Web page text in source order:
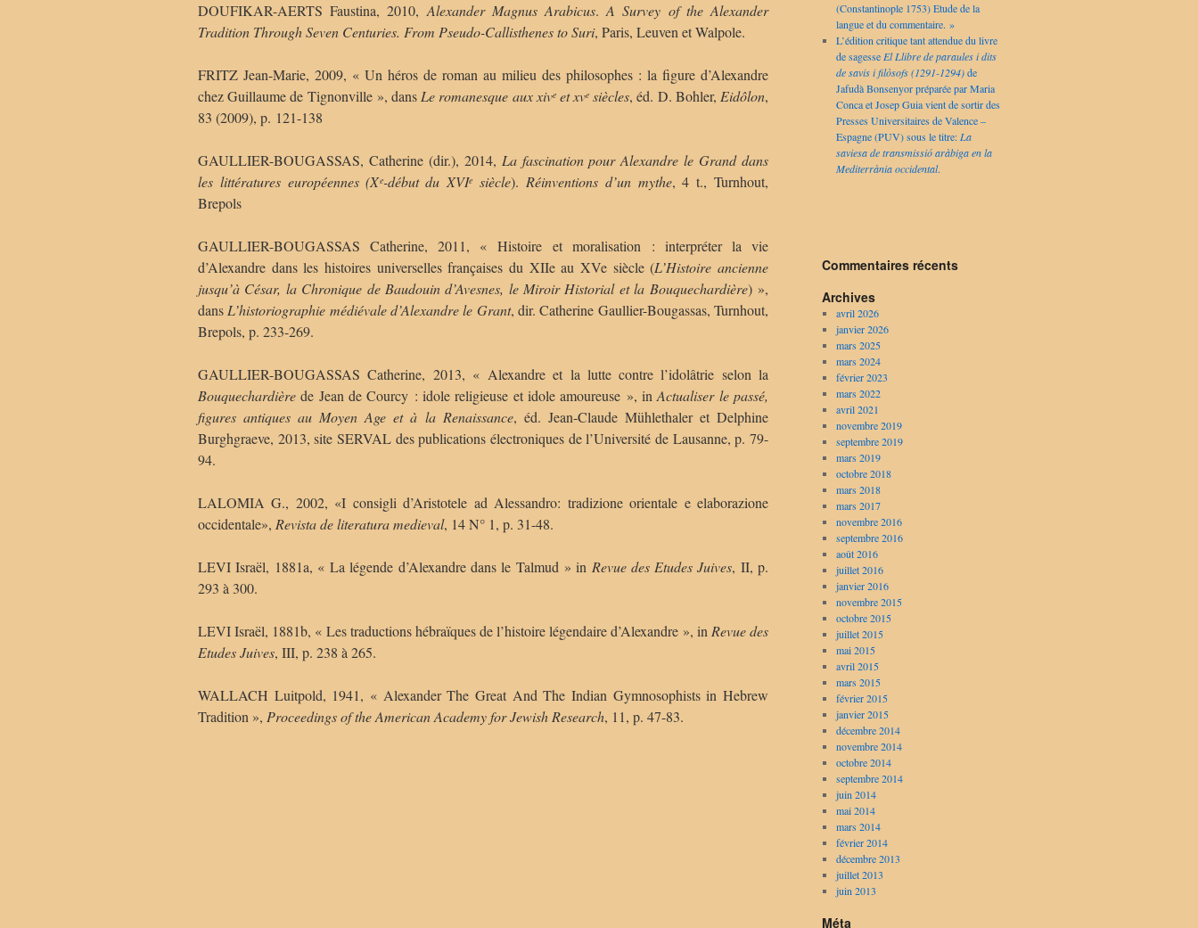
DOUFIKAR-AERTS Faustina, 2010, Alexander Magnus Arabicus. A Survey of the Alexander
Tradition Through Seven Centuries. From Pseudo-Callisthenes to Suri, Paris, Leuven et Walpole.
FRITZ Jean-Marie, 2009, « Un héros de roman au milieu des philosophes : la figure d’Alexandre
chez Guillaume de Tignonville », dans Le romanesque aux xiveet xve siècles, éd. D. Bohler, Eidôlon,
83 (2009), p. 121-138
GAULLIER-BOUGASSAS, Catherine (dir.), 2014, La fascination pour Alexandre le Grand dans
les littératures européennes (Xe-début du XVIe siècle). Réinventions d’un mythe, 4 t., Turnhout,
Brepols
GAULLIER-BOUGASSAS Catherine, 2011, « Histoire et moralisation : interpréter la vie
d’Alexandre dans les histoires universelles françaises du XIIe au XVe siècle (L’Histoire ancienne
jusqu’à César, la Chronique de Baudouin d’Avesnes, le Miroir Historial et la Bouquechardière) »,
dans L’historiographie médiévale d’Alexandre le Grant, dir. Catherine Gaullier-Bougassas, Turnhout,
Brepols, p. 233-269.
GAULLIER-BOUGASSAS Catherine, 2013, « Alexandre et la lutte contre l’idolâtrie selon la
Bouquechardière de Jean de Courcy : idole religieuse et idole amoureuse », inActualiser le passé,
figures antiques au Moyen Age et à la Renaissance, éd. Jean-Claude Mühlethaler et Delphine
Burghgraeve, 2013, site SERVAL des publications électroniques de l’Université de Lausanne, p. 79-
94.
LALOMIA G., 2002, «I consigli d’Aristotele ad Alessandro: tradizione orientale e elaborazione
occidentale», Revista de literatura medieval, 14 N° 1, p. 31-48.
LEVI Israël, 1881a, « La légende d’Alexandre dans le Talmud » in Revue des Etudes Juives, II, p.
293 à 300.
LEVI Israël, 1881b, « Les traductions hébraïques de l’histoire légendaire d’Alexandre », in Revue des
Etudes Juives, III, p. 238 à 265.
WALLACH Luitpold, 1941, « Alexander The Great And The Indian Gymnosophists in Hebrew
Tradition », Proceedings of the AmericanAcademy for Jewish Research, 11, p. 47-83.
(Constantinople 1753) Etude de la
langue et du commentaire. »
L’édition critique tant attendue du livre
de sagesse El Llibre de paraules i dits
de savis i filòsofs (1291-1294)de
Jafudà Bonsenyor préparée par Maria
Conca et Josep Guia vient de sortir des
Presses Universitaires de Valence –
Espagne (PUV) sous le titre: La
saviesa de transmissió aràbiga en la
Mediterrània occidental.
Commentaires récents
Archives
avril 2026
janvier 2026
mars 2025
mars 2024
février 2023
mars 2022
avril 2021
novembre 2019
septembre 2019
mars 2019
octobre 2018
mars 2018
mars 2017
novembre 2016
septembre 2016
août 2016
juillet 2016
janvier 2016
novembre 2015
octobre 2015
juillet 2015
mai 2015
avril 2015
mars 2015
février 2015
janvier 2015
décembre 2014
novembre 2014
octobre 2014
septembre 2014
juin 2014
mai 2014
mars 2014
février 2014
décembre 2013
juillet 2013
juin 2013
Méta